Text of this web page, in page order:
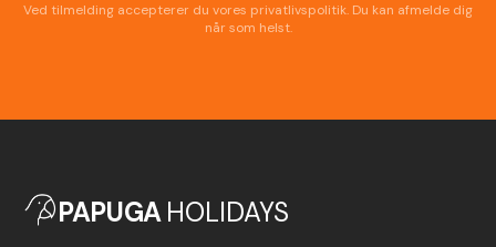
Ved tilmelding accepterer du vores privatlivspolitik. Du kan afmelde dig
når som helst.
PAPUGA HOLIDAYS